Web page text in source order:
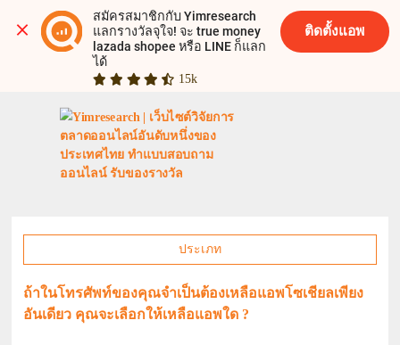
สมัครสมาชิกกับ Yimresearch
แลกรางวัลจุใจ! จะ true money
lazada shopee หรือ LINE ก็แลก
ได้
15k
ติดตั้งแอพ
ประเภท
ถ้าในโทรศัพท์ของคุณจำเป็นต้องเหลือแอพโซเชียลเพียง
อันเดียว คุณจะเลือกให้เหลือแอพใด ?